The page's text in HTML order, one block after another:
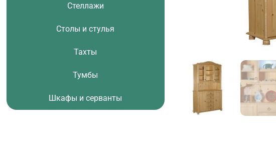
Стеллажи
Столы и стулья
Тахты
Тумбы
Шкафы и серванты